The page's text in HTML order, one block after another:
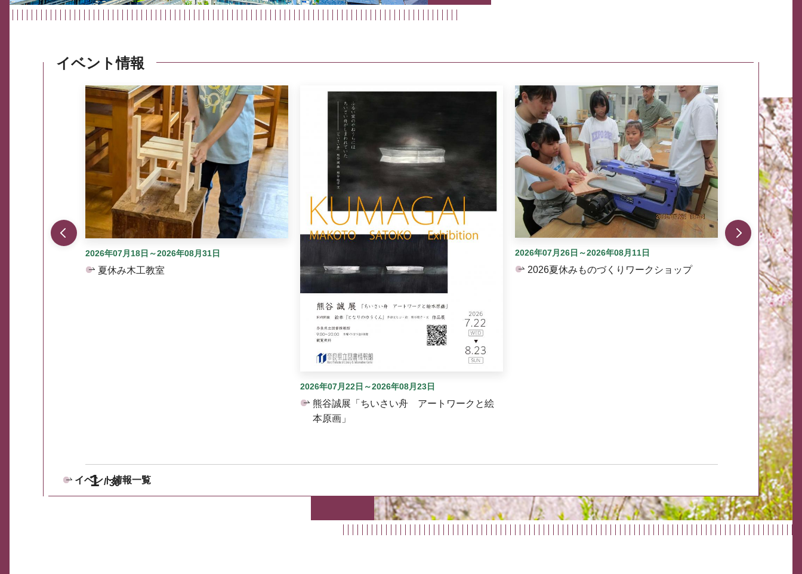
イベント情報
1 30
2026年07月18日～2026年08月31日
夏休み木工教室
2026年07月22日～2026年08月23日
熊谷誠展「ちいさい舟 アートワークと絵
本原画」
2026年07月26日～2026年08月11日
2026夏休みものづくりワークショップ
イベント情報一覧